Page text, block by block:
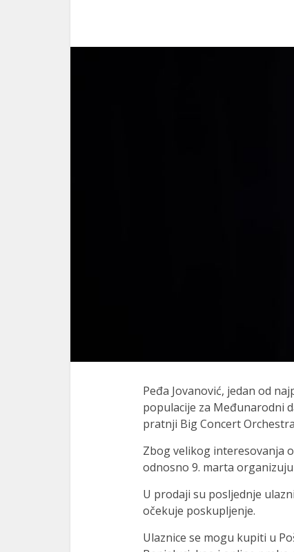
Peđa Jovanović, jedan od
populacije za Međunarodni
pratnji Big Concert
Zbog velikog interesovanja
odnosno 9. marta
U prodaji su posljednje
očekuje poskupljenje.
Ulaznice se mogu kupiti u